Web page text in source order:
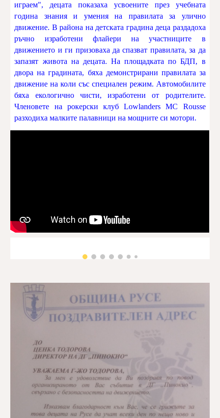
играем", децата показаха усвоените през учебната
година знания и умения на правилата за улично
движение. В района на детската градина деца раздадоха
ръчно изработени флайери на участниците в
движението и ги призоваха да спазват правилата, за да
запазят живота на децата. На площадката по БДП, в
двора на градината, бяха демонстрирани правилата за
движение на коли със специален режим. Автомобилите
бяха екологично чисти, изработени от родителите.
Членовете на рокерски клуб Lowlanders MC Rousse
разходиха малките палавници на мощните си мотори.